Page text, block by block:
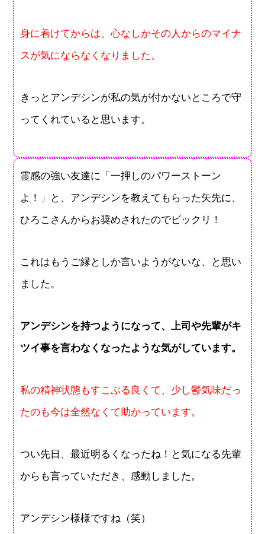
身に着けてからは、心なしかその人からのマイナ
スが気にならなくなりました。
きっとアンデシンが私の気が付かないところで守
ってくれていると思います。
霊感の強い友達に「一押しのパワーストーン
よ！」と、アンデシンを教えてもらった矢先に、
ひろこさんからお奨めされたのでビックリ！
これはもうご縁としか言いようがないな、と思い
ました。
アンデシンを持つようになって、上司や先輩がキ
ツイ事を言わなくなったような気がしています。
私の精神状態もすこぶる良くて、少し鬱気味だっ
たのも今は全然なくて助かっています。
つい先日、最近明るくなったね！と気になる先輩
からも言っていただき、感動しました。
アンデシン様様ですね（笑）